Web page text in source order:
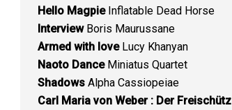
Hello MagpieInflatable Dead Horse
InterviewBoris Maurussane
Armed with loveLucy Khanyan
Naoto DanceMiniatus Quartet
Shadows Alpha Cassiopeiae
Carl Maria von Weber : Der Freischütz